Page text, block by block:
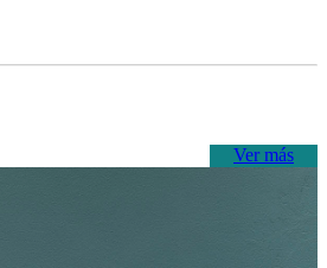
Ver más